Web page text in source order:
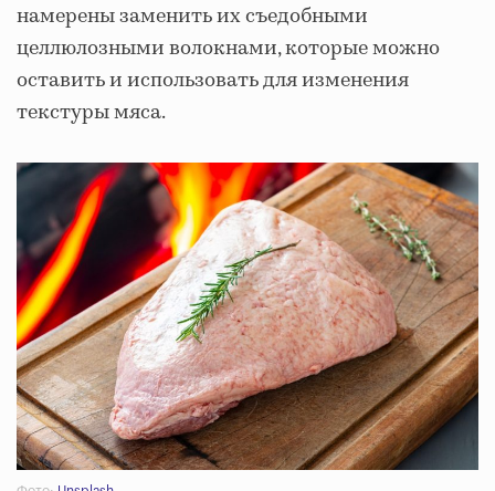
намерены заменить их съедобными
целлюлозными волокнами, которые можно
оставить и использовать для изменения
текстуры мяса.